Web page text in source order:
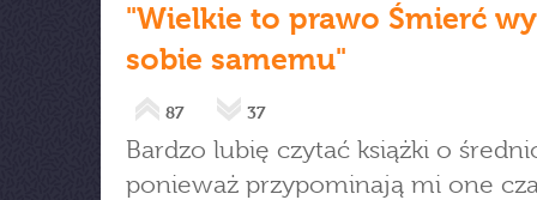
"Wielkie to prawo Śmierć
sobie samemu"
87 37
Bardzo lubię czytać książki o
ponieważ przypominają mi one